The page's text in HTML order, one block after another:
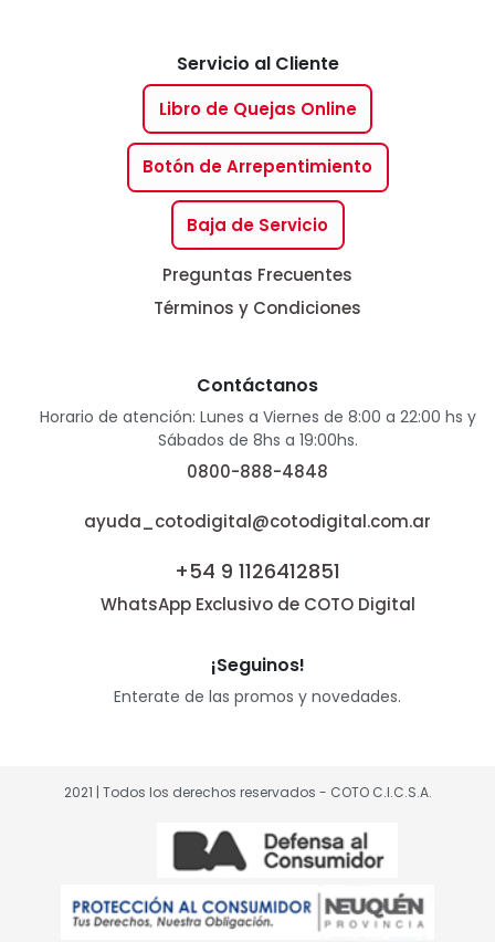
Servicio al Cliente
Libro de Quejas Online
Botón de Arrepentimiento
Baja de Servicio
Preguntas Frecuentes
Términos y Condiciones
Contáctanos
Horario de atención: Lunes a Viernes de 8:00 a 22:00 hs y
Sábados de 8hs a 19:00hs.
0800-888-4848
ayuda_cotodigital@cotodigital.com.ar
+54 9 1126412851
WhatsApp Exclusivo de COTO Digital
¡Seguinos!
Enterate de las promos y novedades.
2021 | Todos los derechos reservados - COTO C.I.C.S.A.